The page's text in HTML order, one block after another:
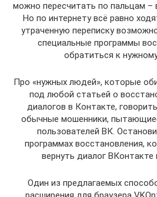
можно пересчитать по пальцам –
Но по интернету всё равно
утраченную переписку
специальные программы
обратиться к
Про «нужных людей», которые
под любой статьей о
диалогов в Контакте,
обычные мошенники,
пользователей ВК.
программах восстановления,
вернуть диалог ВКонтакте
Один из предлагаемых